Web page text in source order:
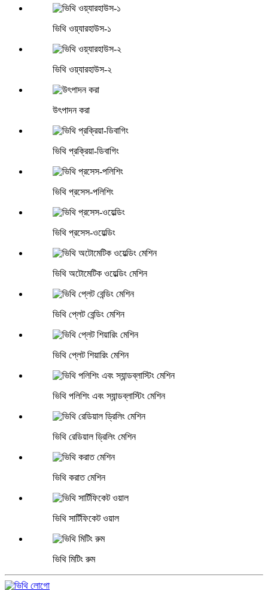
ভিথি ওয়্যারহাউস-১
ভিথি ওয়্যারহাউস-২
উৎপাদন করা
ভিথি প্রক্রিয়া-ডিবাগিং
ভিথি প্রসেস-পলিশিং
ভিথি প্রসেস-ওয়েল্ডিং
ভিথি অটোমেটিক ওয়েল্ডিং মেশিন
ভিথি প্লেট বেন্ডিং মেশিন
ভিথি প্লেট শিয়ারিং মেশিন
ভিথি পলিশিং এবং স্যান্ডব্লাস্টিং মেশিন
ভিথি রেডিয়াল ড্রিলিং মেশিন
ভিথি করাত মেশিন
ভিথি সার্টিফিকেট ওয়াল
ভিথি মিটিং রুম